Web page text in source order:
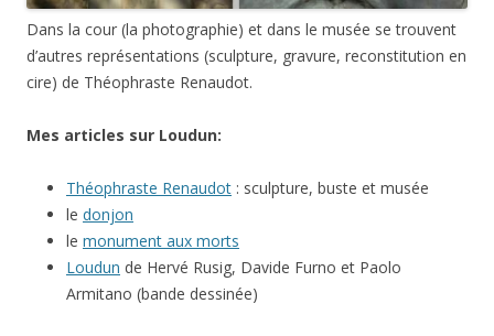
Dans la cour (la photographie) et dans le musée se trouvent
d’autres représentations (sculpture, gravure, reconstitution en
cire) de Théophraste Renaudot.
Mes articles sur Loudun:
Théophraste Renaudot : sculpture, buste et musée
le donjon
le monument aux morts
Loudun de Hervé Rusig, Davide Furno et Paolo
Armitano (bande dessinée)